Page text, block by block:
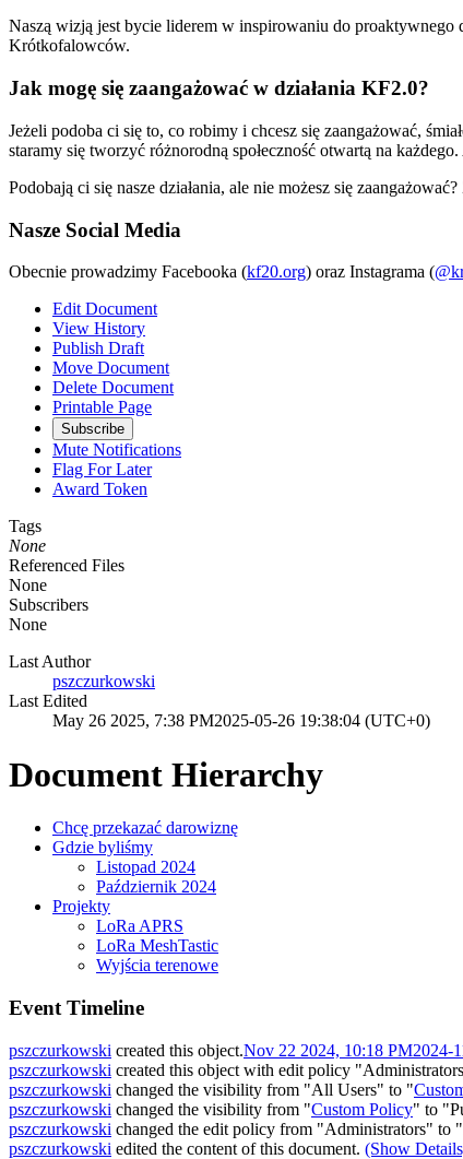
Naszą wizją jest bycie liderem w inspirowaniu do proaktywnego
Krótkofalowców.
Jak mogę się zaangażować w działania KF2.0?
Jeżeli podoba ci się to, co robimy i chcesz się zaangażować,
staramy się tworzyć różnorodną społeczność otwartą na
Podobają ci się nasze działania, ale nie możesz się zaangażować?
Nasze Social Media
Obecnie prowadzimy Facebooka (kf20.org) oraz Instagrama (
Edit Document
View History
Publish Draft
Move Document
Delete Document
Printable Page
Subscribe
Mute Notifications
Flag For Later
Award Token
Tags
None
Referenced Files
None
Subscribers
None
Last Author
pszczurkowski
Last Edited
May 26 2025, 7:38 PM2025-05-26 19:38:04 (UTC+0)
Document Hierarchy
Chcę przekazać darowiznę
Gdzie byliśmy
Listopad 2024
Październik 2024
Projekty
LoRa APRS
LoRa MeshTastic
Wyjścia terenowe
Event Timeline
pszczurkowski created this object.Nov 22 2024, 10:18 PM2024-
pszczurkowski created this object with edit policy
pszczurkowski changed the visibility from "All Users" to "
pszczurkowski changed the visibility from "Custom Policy" to
pszczurkowski changed the edit policy from "Administrators" to
pszczurkowski edited the content of this document. (Show